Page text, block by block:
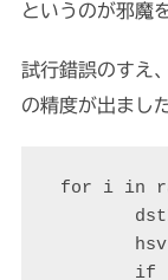
というのが邪魔
試行錯誤のすえ
の精度が出まし
for i in
if